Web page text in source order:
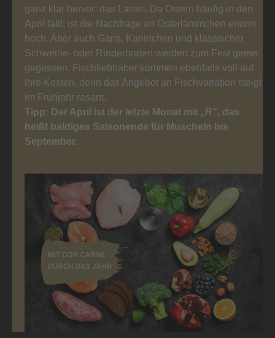
ganz klar hervor: das Lamm. Da Ostern häufig in den
April fällt, ist die Nachfrage an Osterlämmchen enorm
hoch. Aber auch Gans, Kaninchen und klassischer
Schweine- oder Rinderbraten werden zum Fest gerne
gegessen. Fischliebhaber kommen ebenfalls voll auf
ihre Kosten, denn das Angebot an Fischvariation steigt
im Frühjahr rasant.
Tipp: Der April ist der letzte Monat mit „R“, das
heißt baldiges Saisonende für Muscheln bis
September.